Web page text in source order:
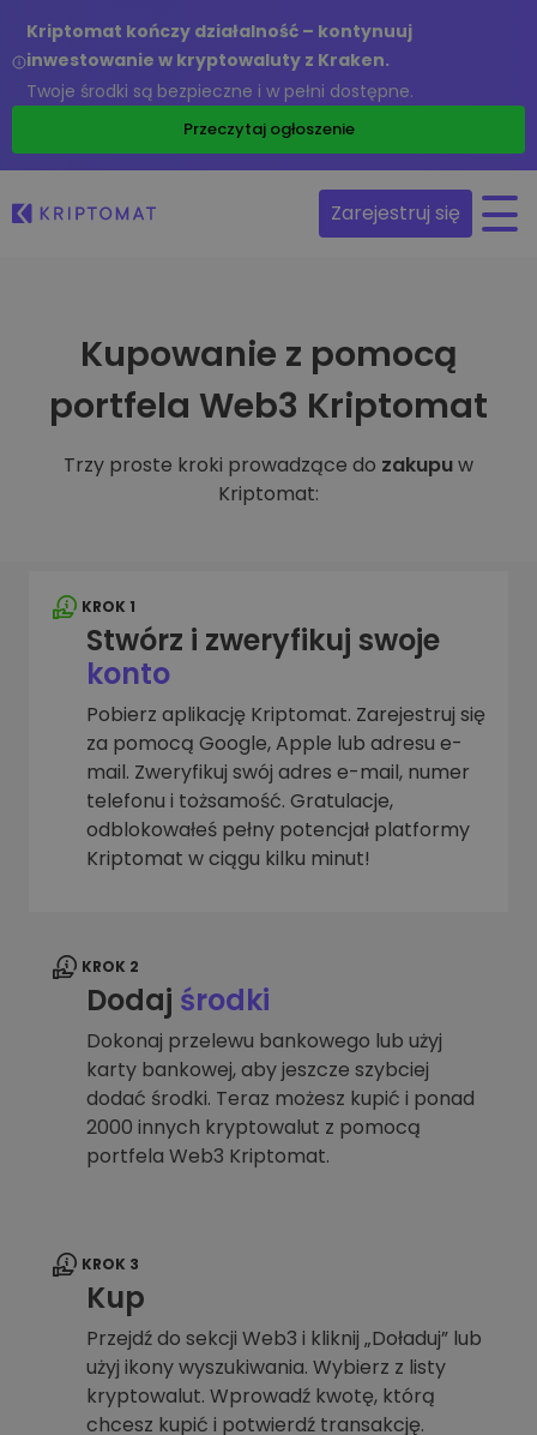
Kriptomat kończy działalność – kontynuuj
inwestowanie w kryptowaluty z Kraken.
Twoje środki są bezpieczne i w pełni dostępne.
Przeczytaj ogłoszenie
Zarejestruj się
Kupowanie z pomocą
portfela Web3 Kriptomat
Trzy proste kroki prowadzące do zakupuw
Kriptomat:
KROK 1
Stwórz i zweryfikuj swoje
konto
Pobierz aplikację Kriptomat. Zarejestruj się
za pomocą Google, Apple lub adresu e-
mail. Zweryfikuj swój adres e-mail, numer
telefonu i tożsamość. Gratulacje,
odblokowałeś pełny potencjał platformy
Kriptomat w ciągu kilku minut!
KROK 2
Dodaj środki
Dokonaj przelewu bankowego lub użyj
karty bankowej, aby jeszcze szybciej
dodać środki. Teraz możesz kupić i ponad
2000 innych kryptowalut z pomocą
portfela Web3 Kriptomat.
KROK 3
Kup
Przejdź do sekcji Web3 i kliknij „Doładuj” lub
użyj ikony wyszukiwania. Wybierz z listy
kryptowalut. Wprowadź kwotę, którą
chcesz kupić i potwierdź transakcję.